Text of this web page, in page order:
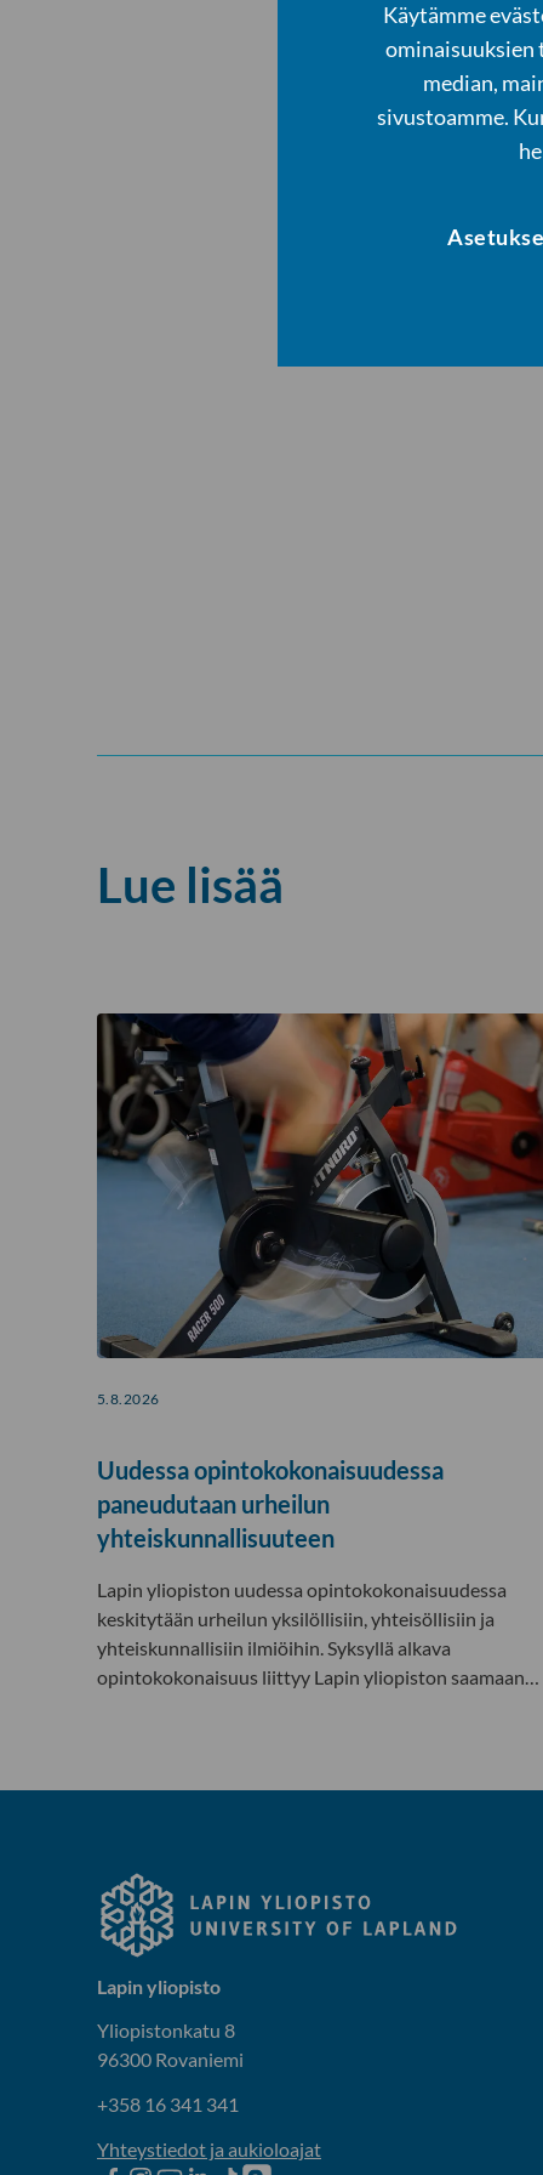
Käytämme
ominaisuuksien
median,
sivustoamme.
Lue lisää
5.8.2026
Uudessa opintokokonaisuudessa
paneudutaan urheilun
yhteiskunnallisuuteen
Lapin yliopiston uudessa opintokokonaisuudessa
keskitytään urheilun yksilöllisiin, yhteisöllisiin ja
yhteiskunnallisiin ilmiöihin. Syksyllä alkava
opintokokonaisuus liittyy Lapin yliopiston saamaan…
Lapin yliopisto
Yliopistonkatu 8
96300 Rovaniemi
+358 16 341 341
Yhteystiedot ja aukioloajat